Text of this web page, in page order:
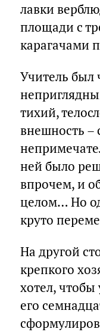
лавки
площади с
карагачами
Учитель был
тихий,
внешность –
ней было
впрочем, и
целом… Но
круто
На другой
крепкого
хотел, чтобы
его